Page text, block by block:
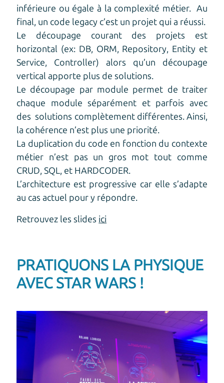
inférieure ou égale à la complexité métier. Au
final, un code legacy c’est un projet qui a réussi.
Le découpage courant des projets est
horizontal (ex: DB, ORM, Repository, Entity et
Service, Controller) alors qu’un découpage
vertical apporte plus de solutions.
Le découpage par module permet de traiter
chaque module séparément et parfois avec
des solutions complètement différentes. Ainsi,
la cohérence n’est plus une priorité.
La duplication du code en fonction du contexte
métier n’est pas un gros mot tout comme
CRUD, SQL, et HARDCODER.
L’architecture est progressive car elle s’adapte
au cas actuel pour y répondre.
Retrouvez les slides ici
PRATIQUONS LA PHYSIQUE
AVEC STAR WARS !